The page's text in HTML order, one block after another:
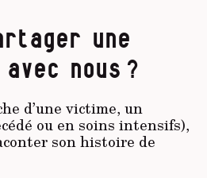
une
nous ?
d’une victime, un
ou en soins intensifs),
son histoire de